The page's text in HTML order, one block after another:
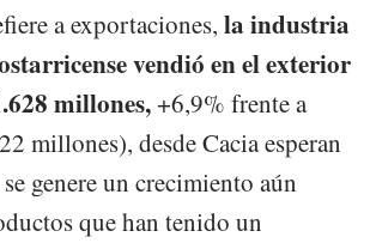
a exportaciones, la industria
vendió en el exterior
millones,+6,9% frente a
millones), desde Cacia esperan
genere un crecimiento aún
que han tenido un